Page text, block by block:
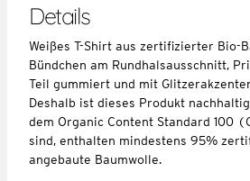
Details
Weißes T-Shirt aus zertifizierter Bio-
Bündchen am Rundhalsausschnitt,
Teil gummiert und mit
Deshalb ist dieses Produkt
dem Organic Content Standard 100
sind, enthalten mindestens 95%
angebaute Baumwolle.